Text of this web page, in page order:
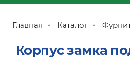
Главная Каталог
Корпус замка